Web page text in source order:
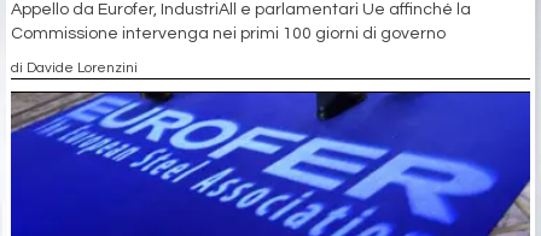
Appello da Eurofer, IndustriAll e parlamentari Ue affinché la
Commissione intervenga nei primi 100 giorni di governo
di Davide Lorenzini